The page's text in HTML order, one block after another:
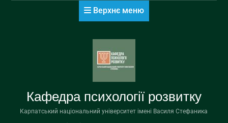
Верхнє меню
Кафедра психології розвитку
Карпатський національний університет імені Василя Стефаника